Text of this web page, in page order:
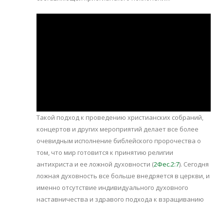
Такой подход к проведению христианских собраний,
концертов и других мероприятий делает все более
очевидным исполнение библейского пророчества о
том, что мир готовится к принятию религии
антихриста и ее ложной духовности (2Фес.2:7). Сегодня
ложная духовность все больше внедряется в церкви, и
именно отсутствие индивидуального духовного
наставничества и здравого подхода к взращиванию